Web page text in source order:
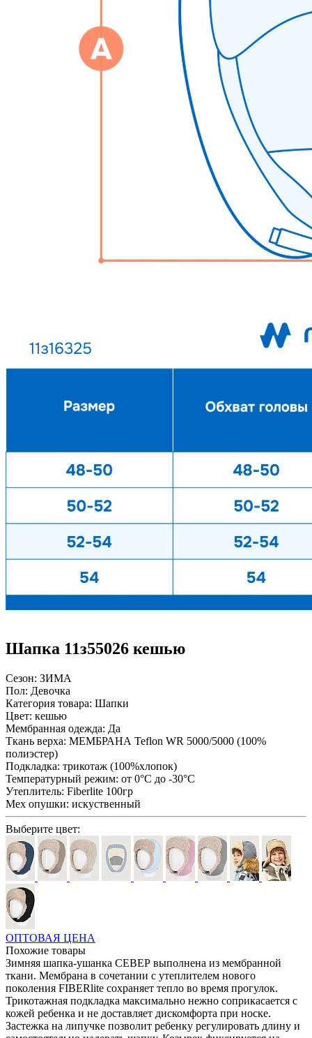
Шапка 11з55026 кешью
Сезон: ЗИМА
Пол: Девочка
Категория товара: Шапки
Цвет: кешью
Мембранная одежда: Да
Ткань верха: МЕМБРАНА Teflon WR 5000/5000 (100%
полиэстер)
Подкладка: трикотаж (100%хлопок)
Температурный режим: от 0°С до -30°С
Утеплитель: Fiberlite 100гр
Мех опушки: искуственный
Выберите цвет:
ОПТОВАЯ ЦЕНА
Похожие товары
Зимняя шапка-ушанка СЕВЕР выполнена из мембранной
ткани. Мембрана в сочетании с утеплителем нового
поколения FIBERlite сохраняет тепло во время прогулок.
Трикотажная подкладка максимально нежно соприкасается с
кожей ребенка и не доставляет дискомфорта при носке.
Застежка на липучке позволит ребенку регулировать длину и